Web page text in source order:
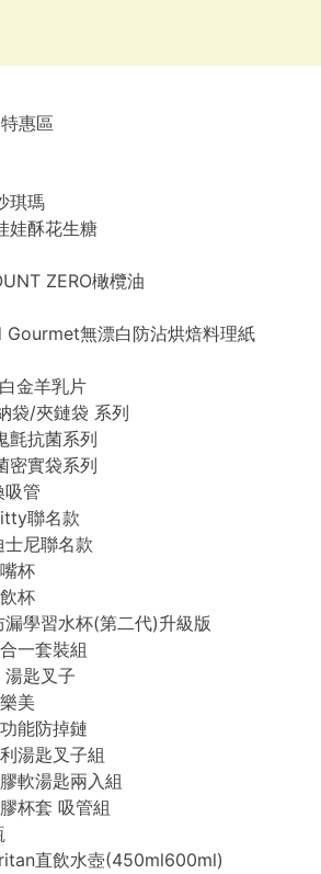
惠區
琪瑪
娃酥花生糖
ZERO橄欖油
Gourmet無漂白防沾烘焙料理紙
金羊乳片
袋/夾鏈袋 系列
氈抗菌系列
密實袋系列
吸管
聯名款
尼聯名款
杯
杯
漏學習水杯(第二代)升級版
一套裝組
匙叉子
美
能防掉鏈
湯匙叉子組
軟湯匙兩入組
杯套 吸管組
直飲水壺(450ml600ml)